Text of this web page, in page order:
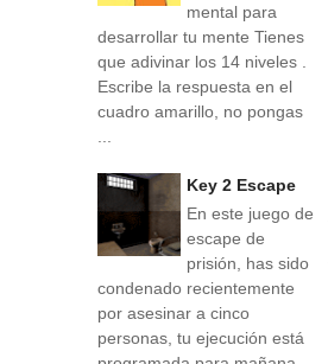
mental para
desarrollar tu mente Tienes
que adivinar los 14 niveles .
Escribe la respuesta en el
cuadro amarillo, no pongas
...
Key 2 Escape
En este juego de
escape de
prisión, has sido
condenado recientemente
por asesinar a cinco
personas, tu ejecución está